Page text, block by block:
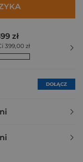
zł
399,00 zł
DOŁĄCZ